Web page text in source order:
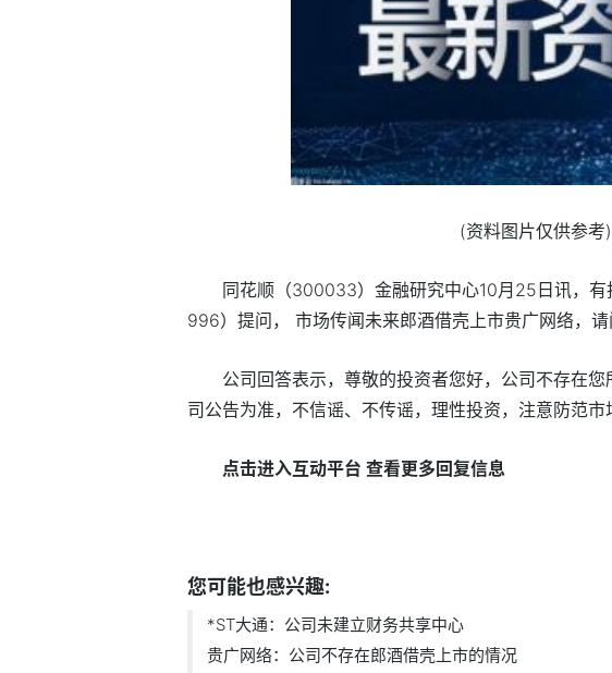
(资料图片仅供参考)
同花顺（300033）金融研究中心10月25日讯，
996）提问， 市场传闻未来郎酒借壳上市贵广网络，
公司回答表示，尊敬的投资者您好，公司不存在
司公告为准，不信谣、不传谣，理性投资，注意防范市
点击进入互动平台 查看更多回复信息
您可能也感兴趣:
*ST大通：公司未建立财务共享中心
贵广网络：公司不存在郎酒借壳上市的情况